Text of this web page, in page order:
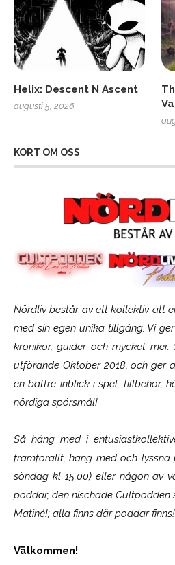
Helix: Descent N Ascent
augusti 5, 2026
KORT OM OSS
Nördliv består av ett kollektiv att
med sin egen unika tillgång. Vi
krönikor, guider och mycket
utförande Oktober 2018, och ger
en bättre inblick i spel, tillbehör,
nördiga spörsmål!
Så häng med i
framförallt, häng med och lyssna
söndag kl 15.00) eller någon av
poddar, den nischade
Matiné!; alla finns där poddar finns!
Välkommen!